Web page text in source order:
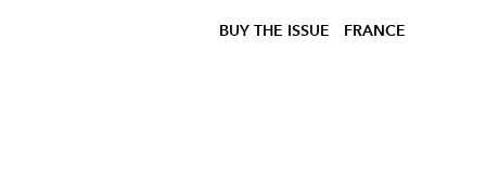
BUY THE ISSUE FRANCE